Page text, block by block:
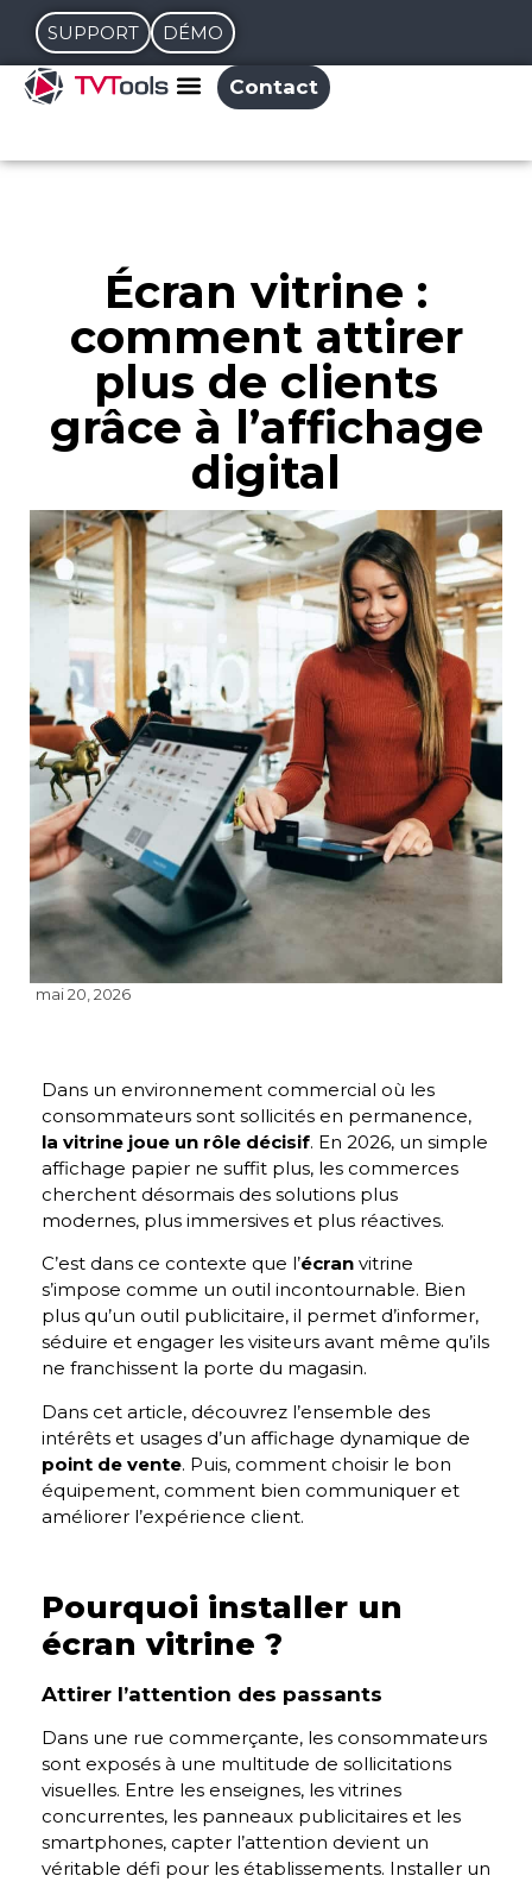
SUPPORT DÉMO
Contact
Écran vitrine :
comment attirer
plus de clients
grâce à l’affichage
digital
mai 20, 2026
Dans un environnement commercial où les
consommateurs sont sollicités en permanence,
la vitrine joue un rôle décisif. En 2026, un simple
affichage papier ne suffit plus, les commerces
cherchent désormais des solutions plus
modernes, plus immersives et plus réactives.
C’est dans ce contexte que l’écran vitrine
s’impose comme un outil incontournable. Bien
plus qu’un outil publicitaire, il permet d’informer,
séduire et engager les visiteurs avant même qu’ils
ne franchissent la porte du magasin.
Dans cet article, découvrez l’ensemble des
intérêts et usages d’un affichage dynamique de
point de vente. Puis, comment choisir le bon
équipement, comment bien communiquer et
améliorer l’expérience client.
Pourquoi installer un
écran vitrine ?
Attirer l’attention des passants
Dans une rue commerçante, les consommateurs
sont exposés à une multitude de sollicitations
visuelles. Entre les enseignes, les vitrines
concurrentes, les panneaux publicitaires et les
smartphones, capter l’attention devient un
véritable défi pour les établissements. Installer un